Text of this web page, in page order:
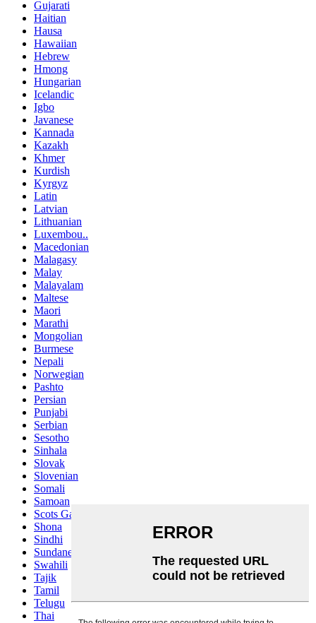
Gujarati
Haitian
Hausa
Hawaiian
Hebrew
Hmong
Hungarian
Icelandic
Igbo
Javanese
Kannada
Kazakh
Khmer
Kurdish
Kyrgyz
Latin
Latvian
Lithuanian
Luxembou..
Macedonian
Malagasy
Malay
Malayalam
Maltese
Maori
Marathi
Mongolian
Burmese
Nepali
Norwegian
Pashto
Persian
Punjabi
Serbian
Sesotho
Sinhala
Slovak
Slovenian
Somali
Samoan
Scots Gaelic
Shona
Sindhi
Sundanese
Swahili
Tajik
Tamil
Telugu
Thai